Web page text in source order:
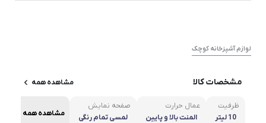
لوازم آشپزخانه کوچک
مشخصات کالا مشاهده همه
ظرفیت
10 لیتر
عمال حرارت
المنت بالا و پایین
صفحه نمایش
لمسی تمام رنگی
مشاهده همه